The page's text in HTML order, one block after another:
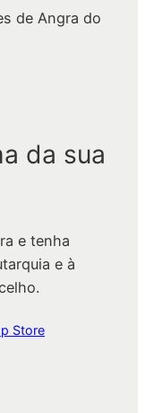
de Angra do
da sua
e tenha
e à
Store